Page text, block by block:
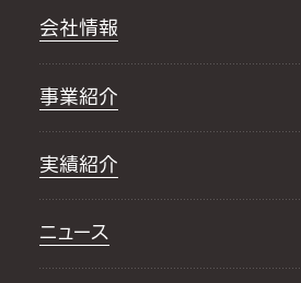
会社情報
事業紹介
実績紹介
ニュース